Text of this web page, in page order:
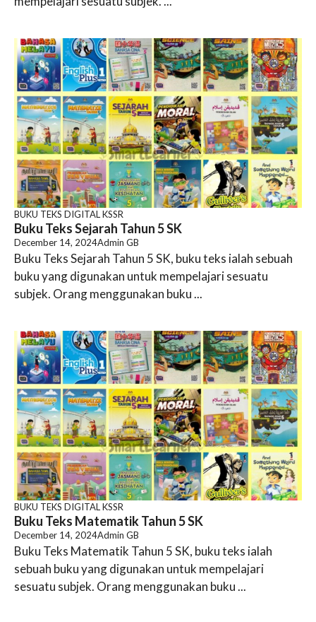
BUKU TEKS DIGITAL KSSR
Buku Teks Sejarah Tahun 5 SK
December 14, 2024Admin GB
Buku Teks Sejarah Tahun 5 SK, buku teks ialah sebuah
buku yang digunakan untuk mempelajari sesuatu
subjek. Orang menggunakan buku ...
BUKU TEKS DIGITAL KSSR
Buku Teks Matematik Tahun 5 SK
December 14, 2024Admin GB
Buku Teks Matematik Tahun 5 SK, buku teks ialah
sebuah buku yang digunakan untuk mempelajari
sesuatu subjek. Orang menggunakan buku ...